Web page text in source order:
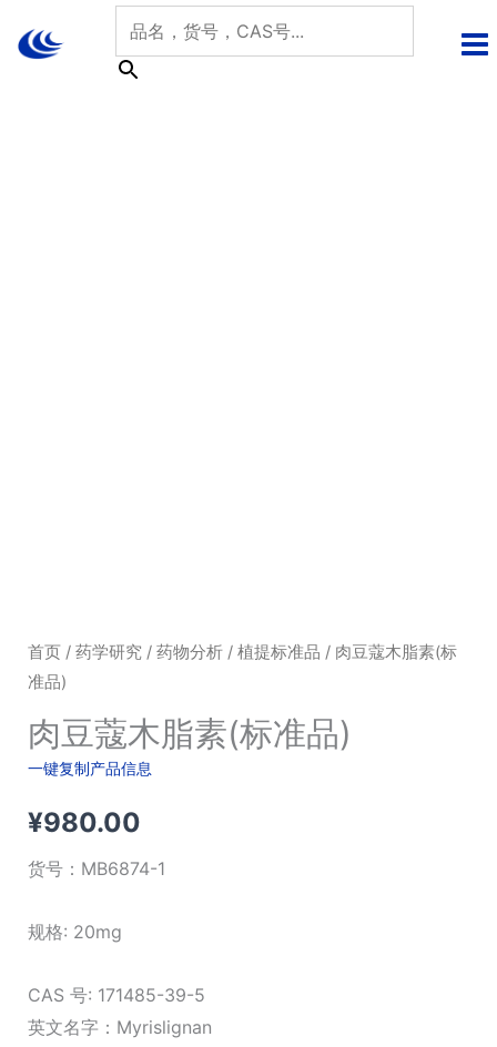
首页/ 药学研究/ 药物分析/ 植提标准品 / 肉豆蔻木脂素(标
准品)
肉豆蔻木脂素(标准品)
一键复制产品信息
¥980.00
货号： MB6874-1
规格: 20mg
CAS 号: 171485-39-5
英文名字：Myrislignan